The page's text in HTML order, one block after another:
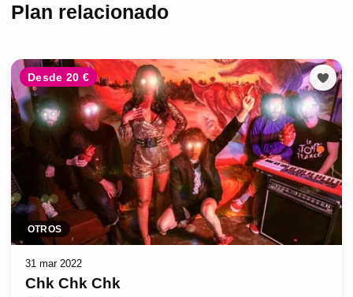
Plan relacionado
Desde 20 €
OTROS
31 mar 2022
Chk Chk Chk